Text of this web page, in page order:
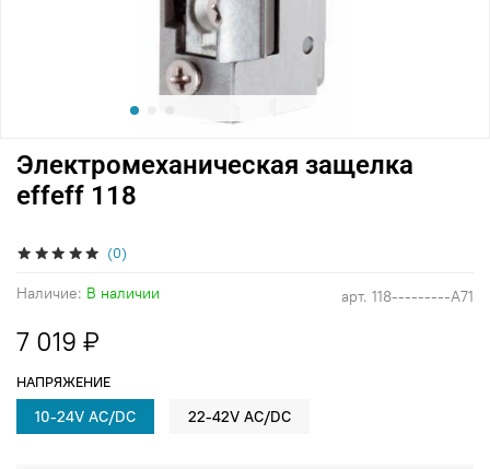
(0)
арт. 118---------A71
Наличие: В наличии
Электромеханическая защелка
effeff 118
7 019 ₽
НАПРЯЖЕНИЕ
10-24V AC/DC 22-42V AC/DC